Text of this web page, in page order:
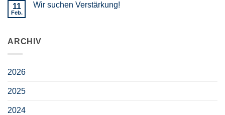
11
Feb.
Wir suchen Verstärkung!
ARCHIV
2026
2025
2024